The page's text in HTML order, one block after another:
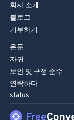
회사 소개
블로그
기부하기
은둔
자귀
보안 및 규정 준수
연락하다
status